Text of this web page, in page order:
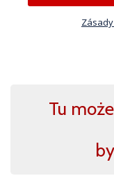
Tu